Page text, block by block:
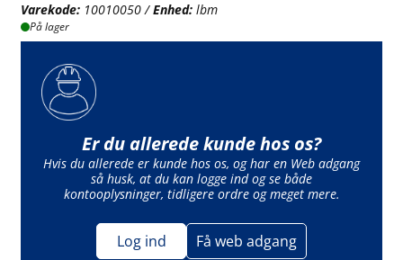
Varekode: 10010050 /Enhed: lbm
På lager
Er du allerede kunde hos os?
Hvis du allerede er kunde hos os, og har en Web adgang
så husk, at du kan logge ind og se både
kontooplysninger, tidligere ordre og meget mere.
Log ind Få web adgang